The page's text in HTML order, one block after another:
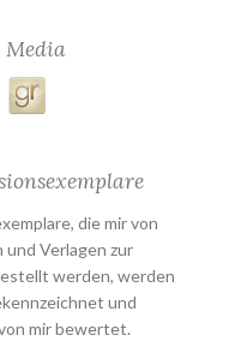
Media
die mir von
Verlagen zur
werden, werden
und
mir bewertet.